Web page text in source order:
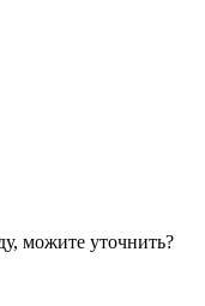
можите уточнить?